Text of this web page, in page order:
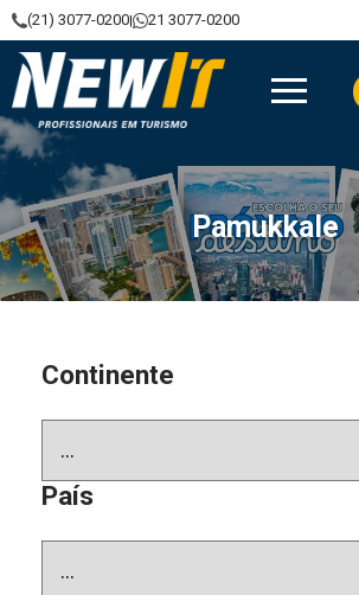
(21) 3077-0200 21 3077-0200
NewIt - Profissionais em Turismo
Pamukkale
Continente
País